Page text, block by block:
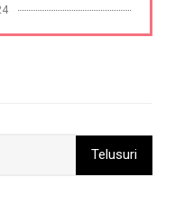
pendekatan